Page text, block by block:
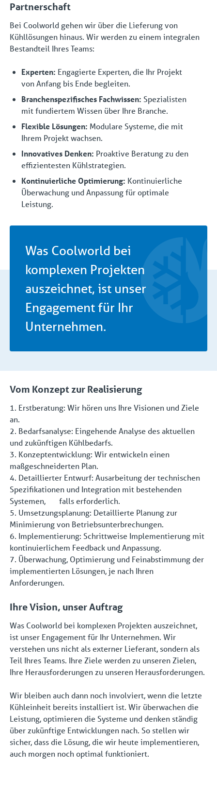
Partnerschaft
Bei Coolworld gehen wir über die Lieferung von
Kühllösungen hinaus. Wir werden zu einem integralen
Bestandteil Ihres Teams:
Experten: Engagierte Experten, die Ihr Projekt
von Anfang bis Ende begleiten.
Branchenspezifisches Fachwissen: Spezialisten
mit fundiertem Wissen über Ihre Branche.
Flexible Lösungen: Modulare Systeme, die mit
Ihrem Projekt wachsen.
Innovatives Denken: Proaktive Beratung zu den
effizientesten Kühlstrategien.
Kontinuierliche Optimierung: Kontinuierliche
Überwachung und Anpassung für optimale
Leistung.
Was Coolworld bei
komplexen Projekten
auszeichnet, ist unser
Engagement für Ihr
Unternehmen.
Vom Konzept zur Realisierung
1. Erstberatung: Wir hören uns Ihre Visionen und Ziele
an.
2. Bedarfsanalyse: Eingehende Analyse des aktuellen
und zukünftigen Kühlbedarfs.
3. Konzeptentwicklung: Wir entwickeln einen
maßgeschneiderten Plan.
4. Detaillierter Entwurf: Ausarbeitung der technischen
Spezifikationen und Integration mit bestehenden
Systemen, falls erforderlich.
5. Umsetzungsplanung: Detaillierte Planung zur
Minimierung von Betriebsunterbrechungen.
6. Implementierung: Schrittweise Implementierung mit
kontinuierlichem Feedback und Anpassung.
7. Überwachung, Optimierung und Feinabstimmung der
implementierten Lösungen, je nach Ihren
Anforderungen.
Ihre Vision, unser Auftrag
Was Coolworld bei komplexen Projekten auszeichnet,
ist unser Engagement für Ihr Unternehmen. Wir
verstehen uns nicht als externer Lieferant, sondern als
Teil Ihres Teams. Ihre Ziele werden zu unseren Zielen,
Ihre Herausforderungen zu unseren Herausforderungen.
Wir bleiben auch dann noch involviert, wenn die letzte
Kühleinheit bereits installiert ist. Wir überwachen die
Leistung, optimieren die Systeme und denken ständig
über zukünftige Entwicklungen nach. So stellen wir
sicher, dass die Lösung, die wir heute implementieren,
auch morgen noch optimal funktioniert.